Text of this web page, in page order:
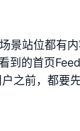
景站位都有
到的首页
之前，都要